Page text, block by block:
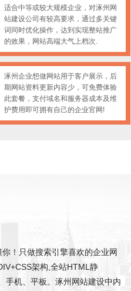
适合中等或较大规模企业，对涿州网
站建设公司有较高要求，通过多关键
词同时优化操作，达到实现整站推广
的效果，网站高端大气上档次.
涿州企业想做网站用于客户展示，后
期网站资料更新内容少，可免费体验
此套餐，支付域名和服务器成本及维
护费用即可拥有自己的企业官网!
！只做搜索引擎喜欢的企业网
架构,全站HTML静
手机、平板。涿州网站建设中内